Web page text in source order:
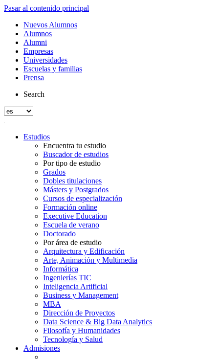
Pasar al contenido principal
Nuevos Alumnos
Alumnos
Alumni
Empresas
Universidades
Escuelas y familias
Prensa
Search
Estudios
Encuentra tu estudio
Buscador de estudios
Por tipo de estudio
Grados
Dobles titulaciones
Másters y Postgrados
Cursos de especialización
Formación online
Executive Education
Escuela de verano
Doctorado
Por área de estudio
Arquitectura y Edificación
Arte, Animación y Multimedia
Informática
Ingenierías TIC
Inteligencia Artificial
Business y Management
MBA
Dirección de Proyectos
Data Science & Big Data Analytics
Filosofía y Humanidades
Tecnología y Salud
Admisiones